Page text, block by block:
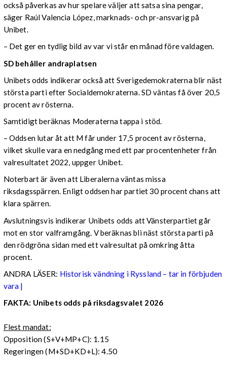
också påverkas av hur spelare väljer att satsa sina pengar,
säger Raúl Valencia López, marknads- och pr-ansvarig på
Unibet.
– Det ger en tydlig bild av var vi står en månad före valdagen.
SD behåller andraplatsen
Unibets odds indikerar också att Sverigedemokraterna blir näst
största parti efter Socialdemokraterna. SD väntas få över 20,5
procent av rösterna.
Samtidigt beräknas Moderaterna tappa i stöd.
– Oddsen lutar åt att M får under 17,5 procent av rösterna,
vilket skulle vara en nedgång med ett par procentenheter från
valresultatet 2022, uppger Unibet.
Noterbart är även att Liberalerna väntas missa
riksdagsspärren. Enligt oddsen har partiet 30 procent chans att
klara spärren.
Avslutningsvis indikerar Unibets odds att Vänsterpartiet går
mot en stor valframgång. V beräknas bli näst största parti på
den rödgröna sidan med ett valresultat på omkring åtta
procent.
ANDRA LÄSER: Historisk vändning i Ryssland – tar in förbjuden
vara |
FAKTA: Unibets odds på riksdagsvalet 2026
Flest mandat:
Opposition (S+V+MP+C): 1.15
Regeringen (M+SD+KD+L): 4.50